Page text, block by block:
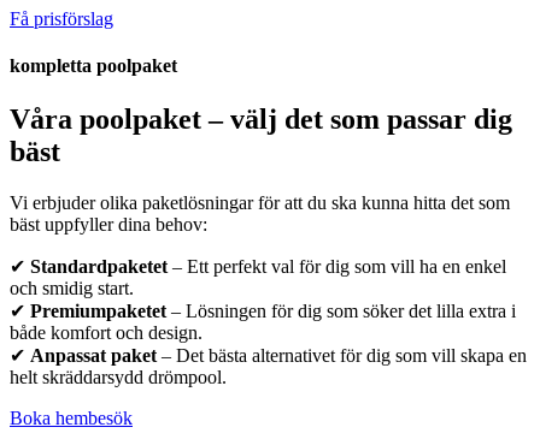
Få prisförslag
kompletta poolpaket
Våra poolpaket – välj det som passar dig
bäst
Vi erbjuder olika paketlösningar för att du ska kunna hitta det som
bäst uppfyller dina behov:
✔ Standardpaketet – Ett perfekt val för dig som vill ha en enkel
och smidig start.
✔ Premiumpaketet – Lösningen för dig som söker det lilla extra i
både komfort och design.
✔ Anpassat paket – Det bästa alternativet för dig som vill skapa en
helt skräddarsydd drömpool.
Boka hembesök